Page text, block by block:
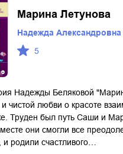
Марина Летунова
Надежда Александровна
5
Надежды Беляковой
и чистой любви о красоте
Труден был путь Саши и
они смогли все
родили счастливого…